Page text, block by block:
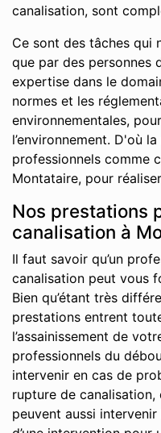
canalisation, sont
Ce sont des tâches qui
que par des personnes
expertise dans le
normes et les
environnementales,
l’environnement. D'où
professionnels comme
Montataire, pour
Nos prestations
canalisation à
Il faut savoir qu’un
canalisation peut vous
Bien qu’étant très
prestations entrent
l’assainissement de
professionnels du
intervenir en cas de
rupture de
peuvent aussi